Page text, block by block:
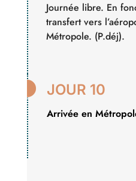
Journée libre. En
transfert vers
Métropole. (P.déj).
 JOUR 10
Arrivée en